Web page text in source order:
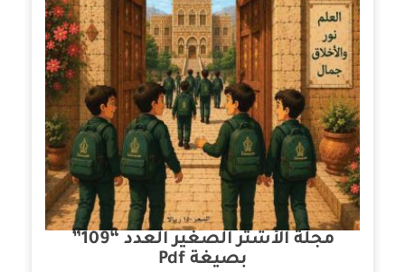
مجلة الأشتر الصغير العدد “109”
بصيغة Pdf